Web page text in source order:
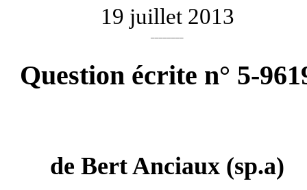
19 juillet 2013
Question écrite n° 5-
deBert Anciaux (sp.a)